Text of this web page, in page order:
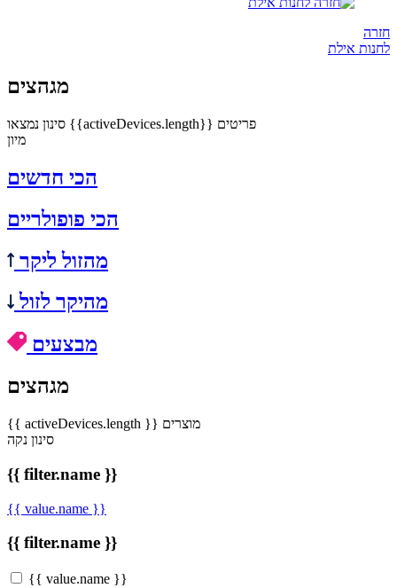
חזרה
לחנות אילת
מגהצים
סינון
נמצאו {{activeDevices.length}} פריטים
מיון
הכי חדשים
הכי פופולריים
מהזול ליקר
מהיקר לזול
מבצעים
מגהצים
{{ activeDevices.length }} מוצרים
סינון נקה
{{ filter.name }}
{{ value.name }}
{{ filter.name }}
{{ value.name }}